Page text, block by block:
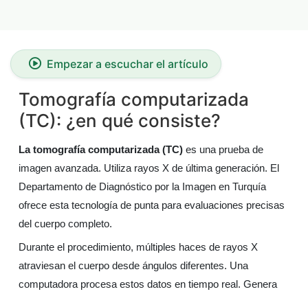
Empezar a escuchar el artículo
Tomografía computarizada
(TC): ¿en qué consiste?
La tomografía computarizada (TC) es una prueba de
imagen avanzada. Utiliza rayos X de última generación. El
Departamento de Diagnóstico por la Imagen en Turquía
ofrece esta tecnología de punta para evaluaciones precisas
del cuerpo completo.
Durante el procedimiento, múltiples haces de rayos X
atraviesan el cuerpo desde ángulos diferentes. Una
computadora procesa estos datos en tiempo real. Genera